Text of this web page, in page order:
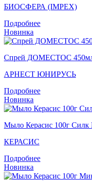
БИОСФЕРА (IMPEX)
Подробнее
Новинка
Спрей ДОМЕСТОС 450мл
АРНЕСТ ЮНИРУСЬ
Подробнее
Новинка
Мыло Керасис 100г Силк
КЕРАСИС
Подробнее
Новинка